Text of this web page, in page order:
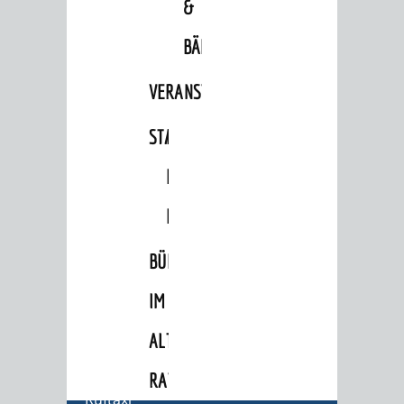
&
BÄDER
VERANSTALTUNGSRÄUME
STADTHALLE
ROLF-
ENGELBRECHT-
HAUS
BÜRGERSAAL
IM
ALTEN
RATHAUS
Personalrat / JAV
STADTWEGWEISER
Ämter & Behörden
Einrichtungen in der Stadt
Verkehrsinformationen
Bahnverkehr
Ruftaxi